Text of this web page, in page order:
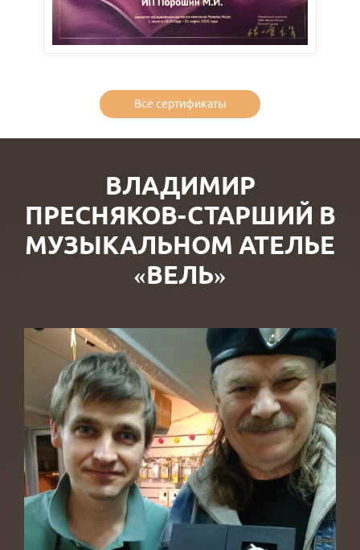
Все сертификаты
ВЛАДИМИР
ПРЕСНЯКОВ-СТАРШИЙ В
МУЗЫКАЛЬНОМ АТЕЛЬЕ
«ВЕЛЬ»